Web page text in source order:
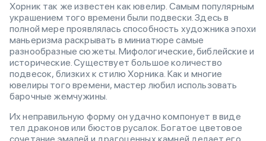
Хорник так же известен как ювелир. Самым популярным
украшением того времени были подвески. Здесь в
полной мере проявлялась способность художника эпохи
маньеризма раскрывать в миниатюре самые
разнообразные сюжеты. Мифологические, библейские и
исторические. Существует большое количество
подвесок, близких к стилю Хорника. Как и многие
ювелиры того времени, мастер любил использовать
барочные жемчужины.
Их неправильную форму он удачно компонует в виде
тел драконов или бюстов русалок. Богатое цветовое